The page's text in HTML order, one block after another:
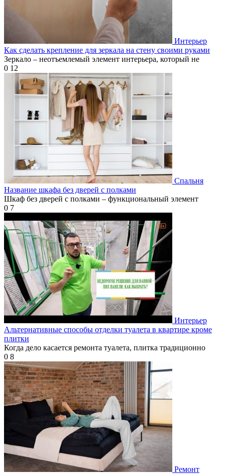
Интерьер
Как сделать крепление для зеркала на стену своими руками
Зеркало – неотъемлемый элемент интерьера, который не
0 12
Спальня
Название шкафа без дверей с полками
Шкаф без дверей с полками – функциональный элемент
0 7
Интерьер
Альтернативные способы отделки туалета в квартире кроме
плитки
Когда дело касается ремонта туалета, плитка традиционно
0 8
Ремонт